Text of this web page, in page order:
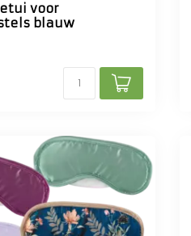
voor
blauw